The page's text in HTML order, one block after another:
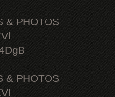
& PHOTOS
& PHOTOS